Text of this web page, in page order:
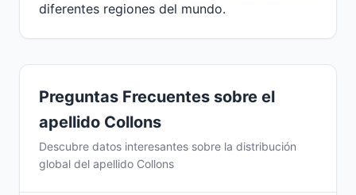
diferentes regiones del mundo.
Preguntas Frecuentes sobre el
apellido Collons
Descubre datos interesantes sobre la distribución
global del apellido Collons